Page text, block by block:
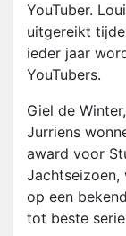
YouTuber.
uitgereikt
ieder jaar
YouTubers.
Giel de
Jurriens
award voor
Jachtseizoen,
op een
tot beste